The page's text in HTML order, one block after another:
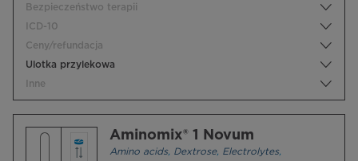
Bezpieczeństwo terapii
ICD-10
Ceny/refundacja
Ulotka przylekowa
Inne
Aminomix® 1 Novum
Amino acids, Dextrose, Electrolytes,